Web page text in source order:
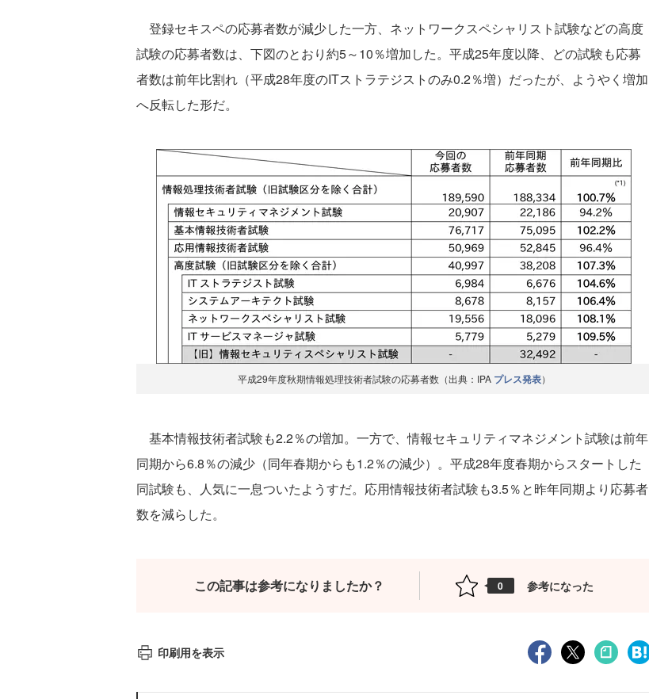
登録セキスペの応募者数が減少した一方、ネットワークスペシャリスト試験などの高度
試験の応募者数は、下図のとおり約5～10％増加した。平成25年度以降、どの試験も応募
者数は前年比割れ（平成28年度のITストラテジストのみ0.2％増）だったが、ようやく増加
へ反転した形だ。
平成29年度秋期情報処理技術者試験の応募者数（出典：IPA プレス発表）
基本情報技術者試験も2.2％の増加。一方で、情報セキュリティマネジメント試験は前年
同期から6.8％の減少（同年春期からも1.2％の減少）。平成28年度春期からスタートした
同試験も、人気に一息ついたようすだ。応用情報技術者試験も3.5％と昨年同期より応募者
数を減らした。
この記事は参考になりましたか？ 0 参考になった
印刷用を表示